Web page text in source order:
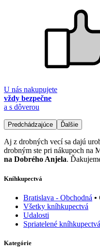
U nás nakupujete
vždy bezpečne
a s dôverou
Predchádzajúce Ďalšie
Aj z drobných vecí sa dajú
drobným ste pri nákupoch na
na Dobrého Anjela.
Kníhkupectvá
Bratislava - Obchodná •
Všetky kníhkupectvá
Udalosti
Spriatelené kníhkupectvá
Kategórie